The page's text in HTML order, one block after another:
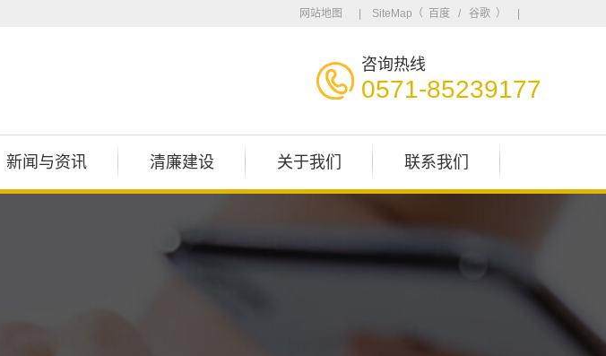
网站地图 | SiteMap（ 百度 / 谷歌 ） |
咨询热线
0571-85239177
新闻与资讯 清廉建设 关于我们 联系我们